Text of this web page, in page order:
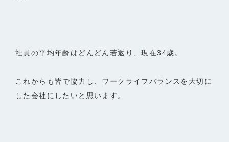
社員の平均年齢はどんどん若返り、現在34歳。
これからも皆で協力し、ワークライフバランスを大切に
した会社にしたいと思います。